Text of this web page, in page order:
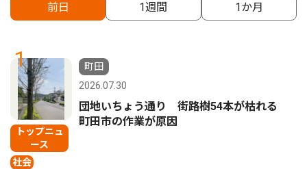
前日 1週間 1か月
1
トップニュ
ース
社会
町田
2026.07.30
団地いちょう通り 街路樹54本が枯れる
町田市の作業が原因